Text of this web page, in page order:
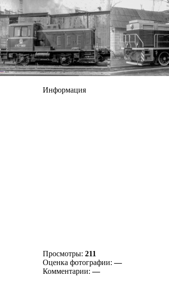
Информация
Просмотры: 211
Оценка фотографии:—
Комментарии:—